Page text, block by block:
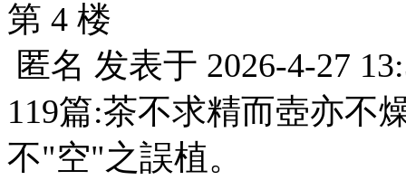
第 4 楼
匿名 发表于 2026-4-27
119篇:茶不求精而壺亦不
不"空"之誤植。